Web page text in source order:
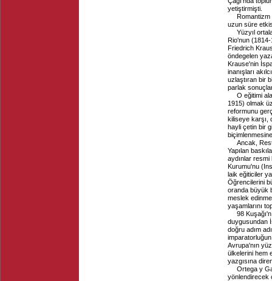
yetiştirmişti.
Romantizm
uzun süre
Yüzyıl
Rio'nun
Friedrich
öndegelen
Krause'nin
inanışları
uzlaştıran bir
parlak
O eğitimi
1915) olmak
reformunu
kiliseye karşı,
hayli çetin bir
Ancak,
Yapılan
aydınlar
Kurumu'nu
laik eğiticiler
Öğrencilerini
oranda büyük
meslek
yaşamlarını
98
duygusundan
doğru adım
imparatorluğun
Avrupa'nın
ülkelerini hem
yazgısına
Ortega y
yönlendirecek